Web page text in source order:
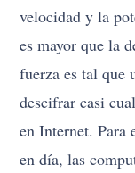
velocidad y la
es mayor que la
fuerza es tal que
descifrar casi
en Internet. Para
en día, las